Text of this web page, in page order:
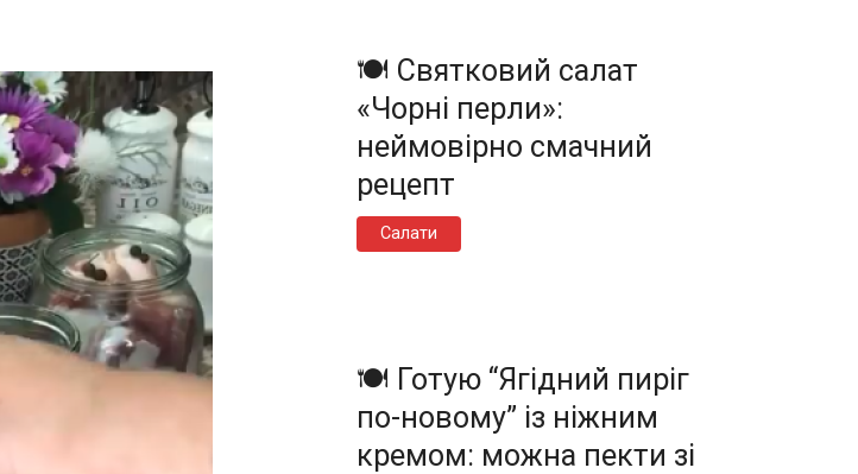
🍽️ Святковий салат
«Чорні перли»:
неймовірно смачний
рецепт
Салати
🍽️ Готую “Ягідний пиріг
по-новому” із ніжним
кремом: можна пекти зі